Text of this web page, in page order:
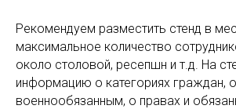
Рекомендуем разместить стенд в
максимальное количество
около столовой, ресепшн и т.д. На
информацию о категориях граждан,
военнообязанным, о правах и